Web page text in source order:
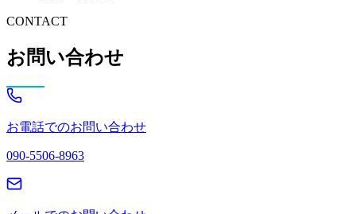
CONTACT
お問い合わせ
お電話でのお問い合わせ
090-5506-8963